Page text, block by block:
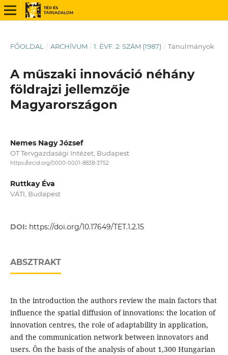
FŐOLDAL / ARCHÍVUM / 1. ÉVF. 2. SZÁM (1987) / Tanulmányok
A műszaki innováció néhány
földrajzi jellemzője
Magyarországon
Nemes Nagy József
OT Tervgazdasági Intézet, Budapest
https://orcid.org/0000-0001-8838-3752
Ruttkay Éva
VÁTI, Budapest
DOI: https://doi.org/10.17649/TET.1.2.15
ABSZTRAKT
In the introduction the authors review the main factors that
influence the spatial diffusion of innovations: the location of
innovation centres, the role of adaptability in application,
and the communication network between innovators and
users. Ön the basis of the analysis of about 1,300 Hungarian